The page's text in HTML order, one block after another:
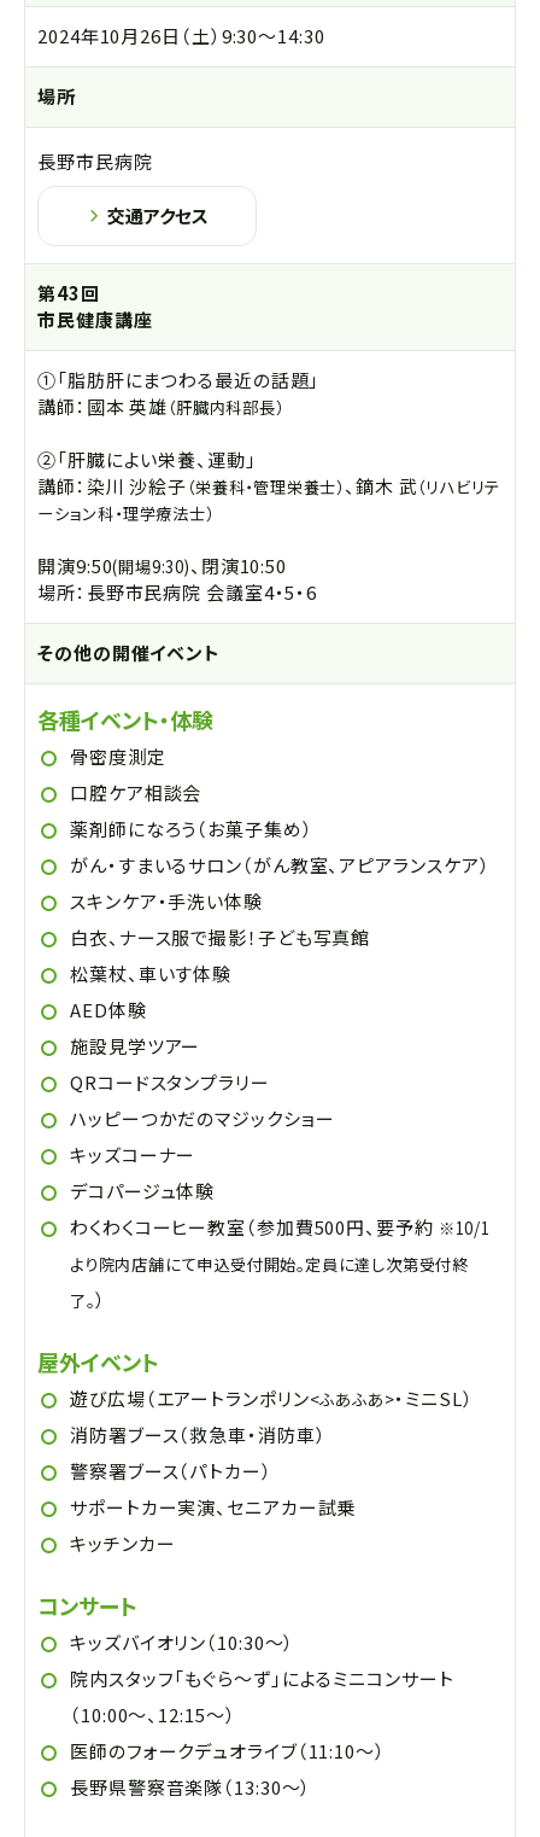
2024年10月26日（土）9:30～14:30
場所
長野市民病院
交通アクセス
第43回
市民健康講座
①「脂肪肝にまつわる最近の話題」
講師：國本 英雄 （肝臓内科部長）
②「肝臓によい栄養、運動」
講師：染川 沙絵子 （栄養科・管理栄養士） 、鏑木 武（リハビリテ
ーション科・理学療法士）
開演9:50(開場9:30)、閉演10:50
場所：長野市民病院 会議室4・5・6
その他の開催イベント
各種イベント・体験
骨密度測定
口腔ケア相談会
薬剤師になろう（お菓子集め）
がん・すまいるサロン（がん教室、アピアランスケア）
スキンケア・手洗い体験
白衣、ナース服で撮影！子ども写真館
松葉杖、車いす体験
AED体験
施設見学ツアー
QRコードスタンプラリー
ハッピーつかだのマジックショー
キッズコーナー
デコパージュ体験
わくわくコーヒー教室（参加費500円、要予約 ※10/1
より院内店舗にて申込受付開始。定員に達し次第受付終
了。）
屋外イベント
遊び広場（エアートランポリン<ふあふあ>・ミニSL）
消防署ブース（救急車・消防車）
警察署ブース（パトカー）
サポートカー実演、セニアカー試乗
キッチンカー
コンサート
キッズバイオリン（10:30～）
院内スタッフ「もぐら～ず」によるミニコンサート
（10:00～、12:15～）
医師のフォークデュオライブ（11:10～）
長野県警察音楽隊（13:30～）